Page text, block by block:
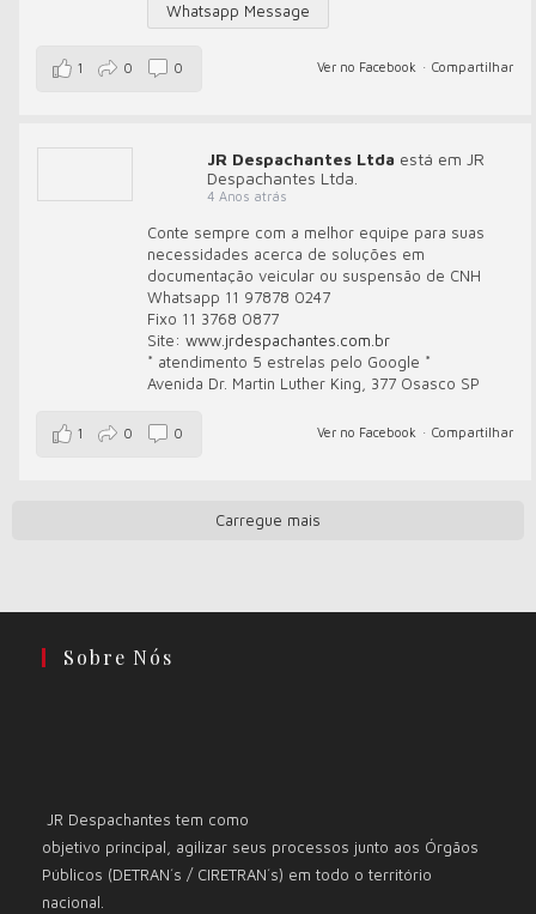
Whatsapp Message
Ver no Facebook · Compartilhar
1 0 0
JR Despachantes Ltda está em JR
Despachantes Ltda.
4 Anos atrás
Conte sempre com a melhor equipe para suas
necessidades acerca de soluções em
documentação veicular ou suspensão de CNH
Whatsapp 11 97878 0247
Fixo 11 3768 0877
Site: www.jrdespachantes.com.br
* atendimento 5 estrelas pelo Google *
Avenida Dr. Martin Luther King, 377 Osasco SP
Ver no Facebook · Compartilhar
1 0 0
Carregue mais
Sobre Nós
JR Despachantes tem como
objetivo principal, agilizar seus processos junto aos Órgãos
Públicos (DETRAN´s / CIRETRAN´s) em todo o território
nacional.